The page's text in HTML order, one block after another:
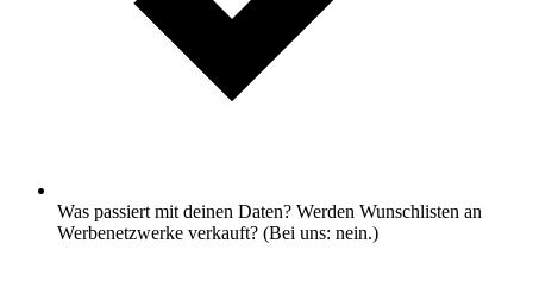
Was passiert mit deinen Daten? Werden Wunschlisten an
Werbenetzwerke verkauft? (Bei uns: nein.)